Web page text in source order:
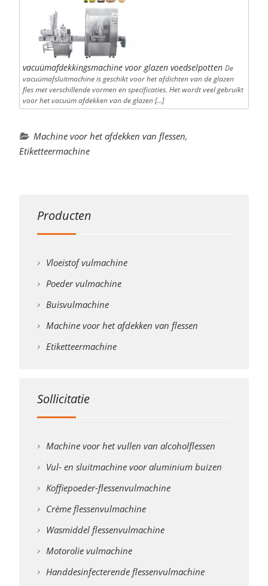
vacuümafdekkingsmachine voor glazen voedselpotten De
vacuümafsluitmachine is geschikt voor het afdichten van de glazen
fles met verschillende vormen en specificaties. Het wordt veel gebruikt
voor het vacuüm afdekken van de glazen […]
Machine voor het afdekken van flessen,
Etiketteermachine
Producten
Vloeistof vulmachine
Poeder vulmachine
Buisvulmachine
Machine voor het afdekken van flessen
Etiketteermachine
Sollicitatie
Machine voor het vullen van alcoholflessen
Vul- en sluitmachine voor aluminium buizen
Koffiepoeder-flessenvulmachine
Crème flessenvulmachine
Wasmiddel flessenvulmachine
Motorolie vulmachine
Handdesinfecterende flessenvulmachine